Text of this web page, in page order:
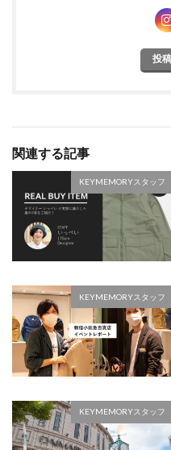
投
関連する記事
KEYMEMORYスタッフ
KEYMEMORYスタッフ
KEYMEMORYスタッフ